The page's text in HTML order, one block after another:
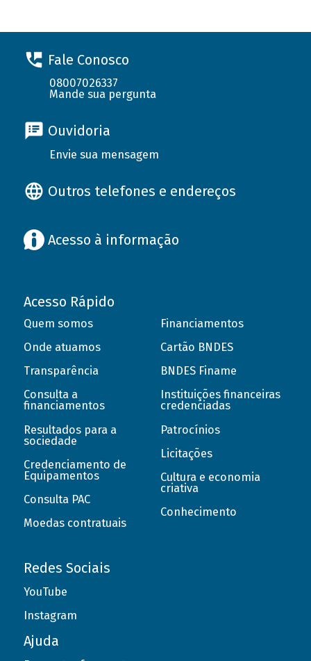
Fale Conosco
08007026337
Mande sua pergunta
Ouvidoria
Envie sua mensagem
Outros telefones e endereços
Acesso à informação
Acesso Rápido
Quem somos
Onde atuamos
Transparência
Consulta a
financiamentos
Resultados para a
sociedade
Credenciamento de
Equipamentos
Consulta PAC
Moedas contratuais
Financiamentos
Cartão BNDES
BNDES Finame
Instituições financeiras
credenciadas
Patrocínios
Licitações
Cultura e economia
criativa
Conhecimento
Redes Sociais
YouTube
Instagram
Ajuda